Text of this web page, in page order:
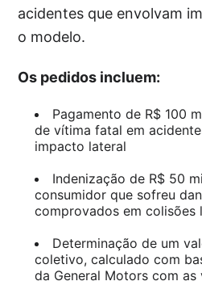
acidentes que envolvam
o modelo.
Os pedidos incluem:
Pagamento de R$ 100
de vítima fatal em
impacto lateral
Indenização de R$ 50
consumidor que sofreu
comprovados em colisões
Determinação de um
coletivo, calculado com
da General Motors com as